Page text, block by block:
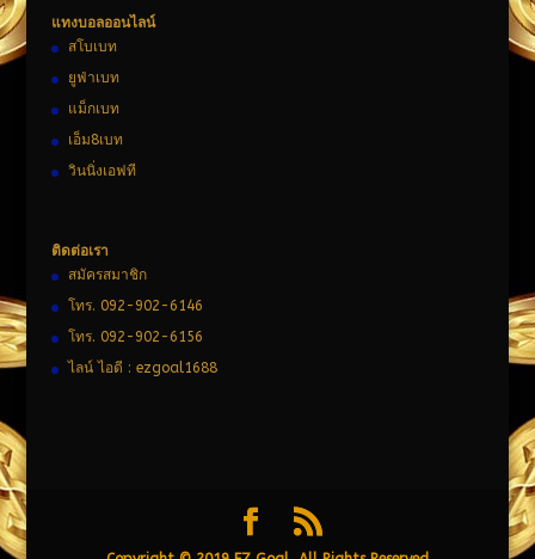
แทงบอลออนไลน์
สโบเบท
ยูฟ่าเบท
แม็กเบท
เอ็ม8เบท
วินนิ่งเอฟที
ติดต่อเรา
สมัครสมาชิก
โทร. 092-902-6146
โทร. 092-902-6156
ไลน์ ไอดี : ezgoal1688